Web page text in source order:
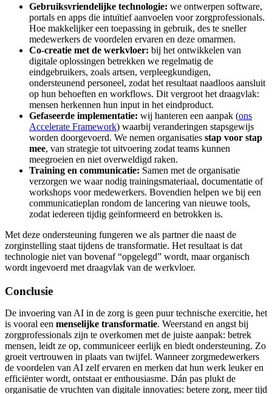
Gebruiksvriendelijke technologie: we ontwerpen software,
portals en apps die intuïtief aanvoelen voor zorgprofessionals.
Hoe makkelijker een toepassing in gebruik, des te sneller
medewerkers de voordelen ervaren en deze omarmen.
Co-creatie met de werkvloer: bij het ontwikkelen van
digitale oplossingen betrekken we regelmatig de
eindgebruikers, zoals artsen, verpleegkundigen,
ondersteunend personeel, zodat het resultaat naadloos aansluit
op hun behoeften en workflows. Dit vergroot het draagvlak:
mensen herkennen hun input in het eindproduct.
Gefaseerde implementatie: wij hanteren een aanpak (ons
Accelerate Framework) waarbij veranderingen stapsgewijs
worden doorgevoerd. We nemen organisaties stap voor stap
mee, van strategie tot uitvoering zodat teams kunnen
meegroeien en niet overweldigd raken.
Training en communicatie: Samen met de organisatie
verzorgen we waar nodig trainingsmateriaal, documentatie of
workshops voor medewerkers. Bovendien helpen we bij een
communicatieplan rondom de lancering van nieuwe tools,
zodat iedereen tijdig geïnformeerd en betrokken is.
Met deze ondersteuning fungeren we als partner die naast de
zorginstelling staat tijdens de transformatie. Het resultaat is dat
technologie niet van bovenaf “opgelegd” wordt, maar organisch
wordt ingevoerd met draagvlak van de werkvloer.
Conclusie
De invoering van AI in de zorg is geen puur technische exercitie, het
is vooral een menselijke transformatie. Weerstand en angst bij
zorgprofessionals zijn te overkomen met de juiste aanpak: betrek
mensen, leidt ze op, communiceer eerlijk en biedt ondersteuning. Zo
groeit vertrouwen in plaats van twijfel. Wanneer zorgmedewerkers
de voordelen van AI zelf ervaren en merken dat hun werk leuker en
efficiënter wordt, ontstaat er enthousiasme. Dán pas plukt de
organisatie de vruchten van digitale innovaties: betere zorg, meer tijd